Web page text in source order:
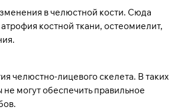
в челюстной кости. Сюда
атрофия костной ткани, остеомиелит,
челюстно-лицевого скелета. В таких
не могут обеспечить правильное